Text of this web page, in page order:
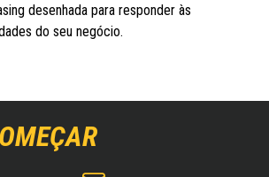
desenhada para responder às
do seu negócio.